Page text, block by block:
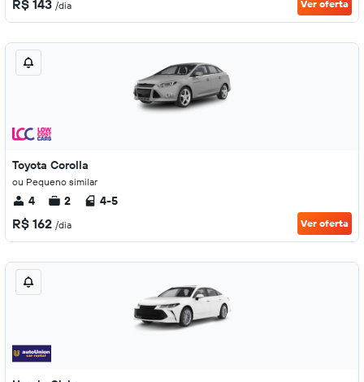
R$ 143 /dia Ver oferta
Toyota Corolla
ou Pequeno similar
4 2 4-5
R$ 162 /dia Ver oferta